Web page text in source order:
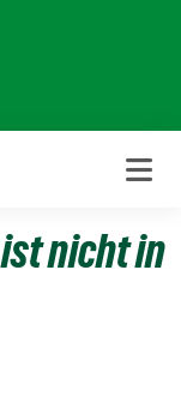
nicht in